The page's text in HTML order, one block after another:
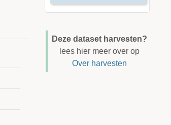
Deze dataset harvesten?
lees hier meer over op
Over harvesten